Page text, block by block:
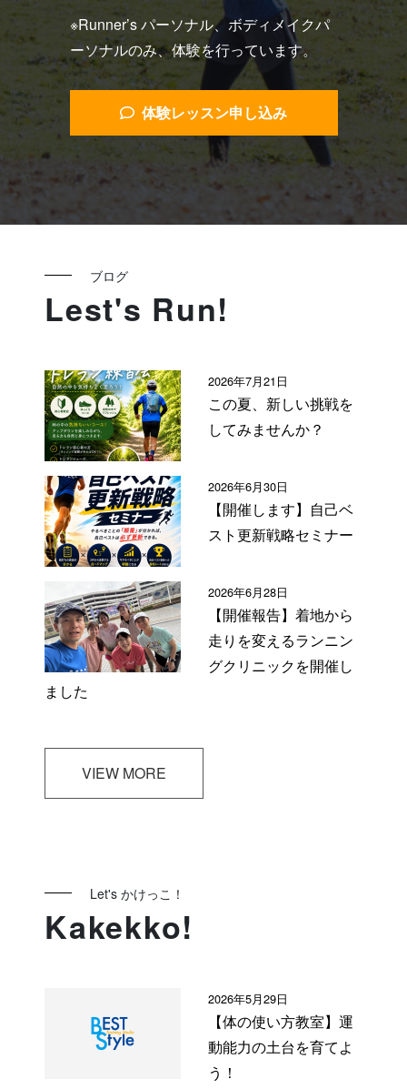
※Runner’s パーソナル、ボディメイクパ
ーソナルのみ、体験を行っています。
体験レッスン申し込み
ブログ
Lest's Run!
2026年7月21日
この夏、新しい挑戦を
してみませんか？
2026年6月30日
【開催します】自己ベ
スト更新戦略セミナー
2026年6月28日
【開催報告】着地から
走りを変えるランニン
グクリニックを開催し
ました
VIEW MORE
Let's かけっこ！
Kakekko!
2026年5月29日
【体の使い方教室】運
動能力の土台を育てよ
う！